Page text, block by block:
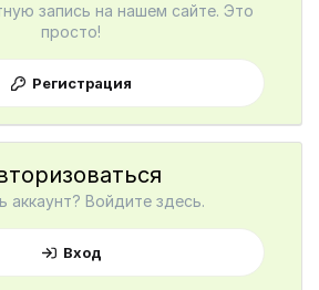
запись на нашем сайте. Это
просто!
Регистрация
аккаунт? Войдите здесь.
Вход